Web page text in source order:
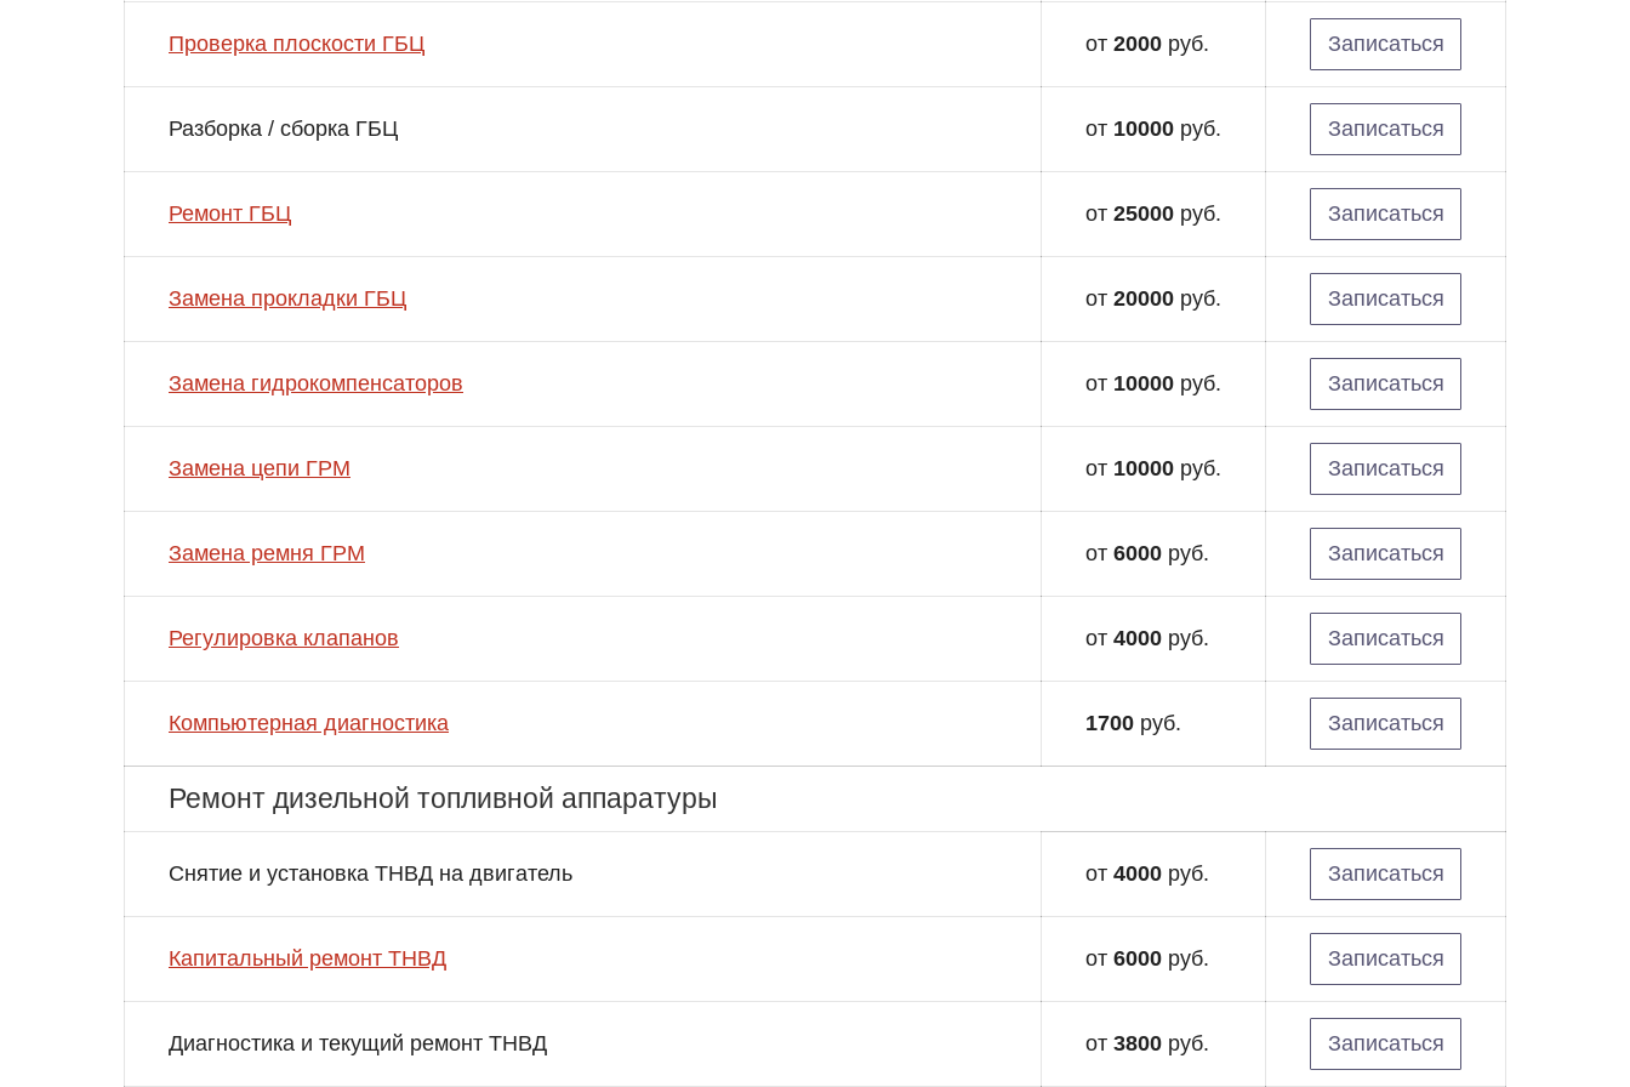
Проверка плоскости ГБЦ от 2000 руб. Записаться
Разборка / сборка ГБЦ от 10000 руб. Записаться
Ремонт ГБЦ от 25000 руб. Записаться
Замена прокладки ГБЦ от 20000 руб. Записаться
Замена гидрокомпенсаторов от 10000 руб. Записаться
Замена цепи ГРМ от 10000 руб. Записаться
Замена ремня ГРМ от 6000 руб. Записаться
Регулировка клапанов от 4000 руб. Записаться
Компьютерная диагностика 1700 руб. Записаться
Ремонт дизельной топливной аппаратуры
Снятие и установка ТНВД на двигатель от 4000 руб. Записаться
Капитальный ремонт ТНВД от 6000 руб. Записаться
Диагностика и текущий ремонт ТНВД от 3800 руб. Записаться